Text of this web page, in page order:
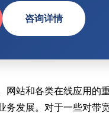
咨询详情
站和各类在线应用的
发展。对于一些对带